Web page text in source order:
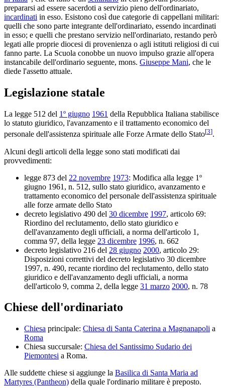
prepararsi ad essere sacerdoti a servizio pieno dell'ordinariato,
incardinati in esso. Esistono così due categorie di cappellani militari:
quelli che sono parte integrante dell'ordinariato, essendo incardinati
in esso; e quelli che prestano servizio nell'ordinariato, restando però
legati alle proprie diocesi di provenienza o agli istituti religiosi di cui
fanno parte. La Scuola conobbe un nuovo impulso grazie all'opera
instancabile dell'ordinario seguente, mons. Giuseppe Mani, che le
diede l'assetto attuale.
Legislazione statale
La legge 512 del 1º giugno 1961 della Repubblica Italiana stabilisce
lo statuto giuridico, l'avanzamento e il trattamento economico del
personale dell'assistenza spirituale alle Forze Armate dello Stato[3].
Alcuni degli articoli della legge sono stati modificati dai
provvedimenti:
legge 873 del 22 novembre 1973: Modifica alla legge 1º
giugno 1961, n. 512, sullo stato giuridico, avanzamento e
trattamento economico del personale dell'assistenza spirituale
alle forze armate dello Stato
decreto legislativo 490 del 30 dicembre 1997, articolo 69:
Riordino del reclutamento, dello stato giuridico e
dell'avanzamento degli ufficiali, a norma dell'articolo 1,
comma 97, della legge 23 dicembre 1996, n. 662
decreto legislativo 216 del 28 giugno 2000, articolo 29:
Disposizioni correttivi del decreto legislativo 30 dicembre
1997, n. 490, recante riordino del reclutamento, dello stato
giuridico e dell'avanzamento degli ufficiali, a norma
dell'articolo 9, comma 2, della legge 31 marzo 2000, n. 78
Chiese dell'ordinariato
Chiesa principale: Chiesa di Santa Caterina a Magnanapoli a
Roma
Chiesa succursale: Chiesa del Santissimo Sudario dei
Piemontesi a Roma.
Alle suddette chiese si aggiunge la Basilica di Santa Maria ad
Martyres (Pantheon) della quale l'ordinario militare è preposto.